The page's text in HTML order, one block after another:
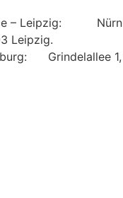
– Leipzig:
Grindelallee 1,